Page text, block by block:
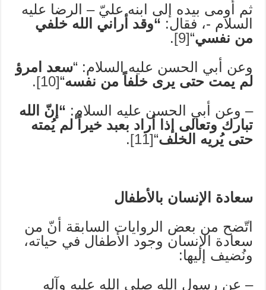
ثم أومى بيده إلى ابنه عليّ – الرضا عليه
السلام -، فقال: “وقد أراني الله خلفي
من نفسي“
[9]
.
وعن أبي الحسن عليه السلام: “سعد امرؤ
لم يمت حتى يرى خلفاً من نفسه“
[10]
.
– وعن أبي الحسن عليه السلام: “إنّ الله
تبارك وتعالى إذا أراد بعبد خيراً لم يُمته
حتى يُريه الخلف“
[11]
.
سعادة الإنسان بالأطفال
اتّضح من بعض الروايات السابقة أنّ من
سعادة الإنسان وجود الأطفال في حياته،
ونُضيف إليها:
– عن رسول الله صلى الله عليه وآله